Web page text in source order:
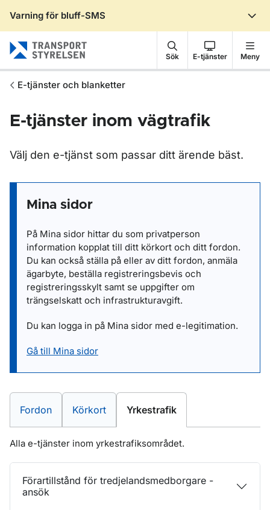
Varning för bluff-SMS
Sök E-tjänster Meny
E-tjänster och blanketter
E-tjänster inom vägtrafik
Välj den e-tjänst som passar ditt ärende bäst.
Mina sidor
På Mina sidor hittar du som privatperson
information kopplat till ditt körkort och ditt fordon.
Du kan också ställa på eller av ditt fordon, anmäla
ägarbyte, beställa registreringsbevis och
registreringsskylt samt se uppgifter om
trängselskatt och infrastrukturavgift.
Du kan logga in på Mina sidor med e-legitimation.
Gå till Mina sidor
E-tjänster inom
Fordon E-tjänster inom
Körkort E-tjänster inom
Yrkestrafik
Alla e-tjänster inom yrkestrafiksområdet.
Förartillstånd för tredjelandsmedborgare -
ansök